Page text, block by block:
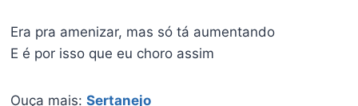
Era pra amenizar, mas só tá aumentando
E é por isso que eu choro assim
Ouça mais: Sertanejo